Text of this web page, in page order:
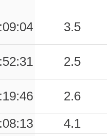
3.5
2.5
2.6
4.1